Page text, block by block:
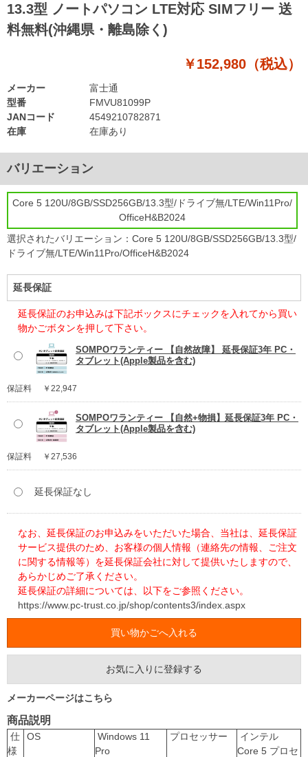
13.3型 ノートパソコン LTE対応 SIMフリー 送
料無料(沖縄県・離島除く)
￥152,980（税込）
型番
FMVU81099P
JANコード
4549210782871
在庫
在庫あり
メーカー 富士通
バリエーション
Core 5 120U/8GB/SSD256GB/13.3型/ドライブ無/LTE/Win11Pro/
OfficeH&B2024
選択されたバリエーション：Core 5 120U/8GB/SSD256GB/13.3型/
ドライブ無/LTE/Win11Pro/OfficeH&B2024
延長保証
延長保証のお申込みは下記ボックスにチェックを入れてから買い
物かごボタンを押して下さい。
SOMPOワランティー 【自然故障】 延長保証3年 PC・
タブレット(Apple製品を含む)
保証料 ￥22,947
SOMPOワランティー 【自然+物損】延長保証3年 PC・
タブレット(Apple製品を含む)
保証料 ￥27,536
延長保証なし
なお、延長保証のお申込みをいただいた場合、当社は、延長保証
サービス提供のため、お客様の個人情報（連絡先の情報、ご注文
に関する情報等）を延長保証会社に対して提供いたしますので、
あらかじめご了承ください。
延長保証の詳細については、以下をご参照ください。
https://www.pc-trust.co.jp/shop/contents3/index.aspx
お気に入りに登録する
メーカーページはこちら
商品説明
仕
様
OS
Windows 11
Pro
プロセッサー
インテル
Core 5 プロセ